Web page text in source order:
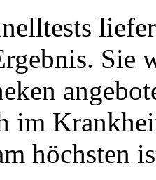
Sie
im
höchsten